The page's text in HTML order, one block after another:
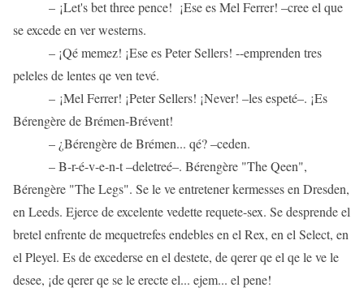
– ¡Let's bet three pence! ¡Ese es Mel Ferrer! –cree el que
se excede en ver westerns.
– ¡Qé memez! ¡Ese es Peter Sellers! --emprenden tres
peleles de lentes qe ven tevé.
– ¡Mel Ferrer! ¡Peter Sellers! ¡Never! –les espeté–. ¡Es
Bérengère de Brémen-Brévent!
– ¿Bérengère de Brémen... qé? –ceden.
– B-r-é-v-e-n-t –deletreé–. Bérengère "The Qeen",
Bérengère "The Legs". Se le ve entretener kermesses en Dresden,
en Leeds. Ejerce de excelente vedette requete-sex. Se desprende el
bretel enfrente de mequetrefes endebles en el Rex, en el Select, en
el Pleyel. Es de excederse en el destete, de qerer qe el qe le ve le
desee, ¡de qerer qe se le erecte el... ejem... el pene!